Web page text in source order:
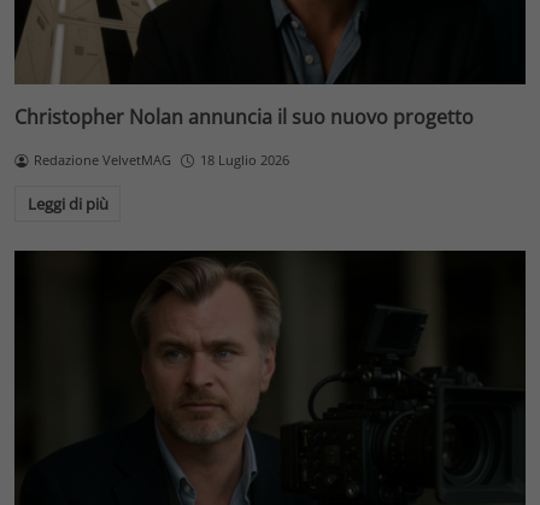
Christopher Nolan annuncia il suo nuovo progetto
Redazione VelvetMAG 18 Luglio 2026
Leggi di più